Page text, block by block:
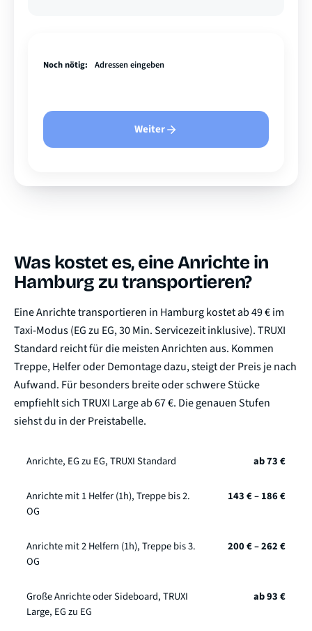
Noch nötig: Adressen eingeben
Weiter
Was kostet es, eine Anrichte in
Hamburg zu transportieren?
Eine Anrichte transportieren in Hamburg kostet ab 49 € im
Taxi-Modus (EG zu EG, 30 Min. Servicezeit inklusive). TRUXI
Standard reicht für die meisten Anrichten aus. Kommen
Treppe, Helfer oder Demontage dazu, steigt der Preis je nach
Aufwand. Für besonders breite oder schwere Stücke
empfiehlt sich TRUXI Large ab 67 €. Die genauen Stufen
siehst du in der Preistabelle.
Anrichte, EG zu EG, TRUXI Standard ab 73 €
Anrichte mit 1 Helfer (1h), Treppe bis 2.
OG
143 € – 186 €
Anrichte mit 2 Helfern (1h), Treppe bis 3.
OG
200 € – 262 €
Große Anrichte oder Sideboard, TRUXI
Large, EG zu EG
ab 93 €